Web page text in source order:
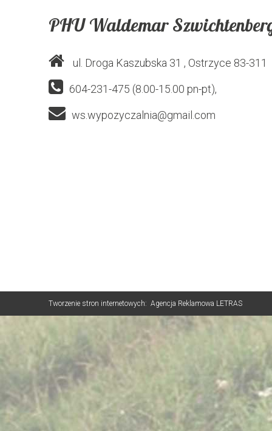
PHU Waldemar
ul. Droga Kaszubska 31 , Ostrzyce 83-311
604-231-475 (8.00-15.00 pn-pt),
ws.wypozyczalnia@gmail.com
Tworzenie stron internetowych: Agencja Reklamowa LETRAS